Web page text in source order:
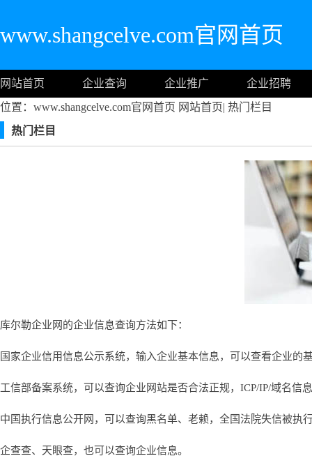
www.shangcelve.com官网首页
网站首页 企业查询 企业推广
企业招聘
位置：www.shangcelve.com官网首页 网站首页| 热门栏目
热门栏目
库尔勒企业网的企业信息查询方法如下：
国家企业信用信息公示系统，输入企业基本信息，可以查看企业的
工信部备案系统，可以查询企业网站是否合法正规，ICP/IP/域名信
中国执行信息公开网，可以查询黑名单、老赖，全国法院失信被执
企查查、天眼查，也可以查询企业信息。